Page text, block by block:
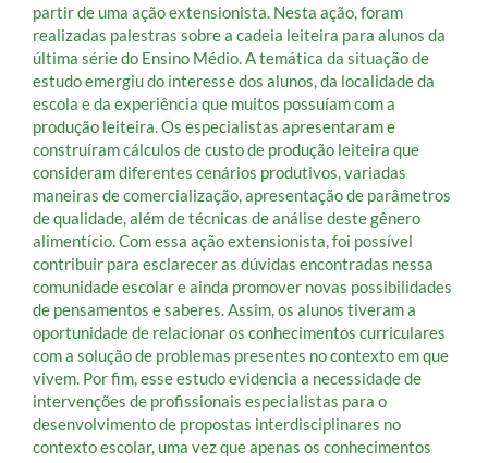
partir de uma ação extensionista. Nesta ação, foram
realizadas palestras sobre a cadeia leiteira para alunos da
última série do Ensino Médio. A temática da situação de
estudo emergiu do interesse dos alunos, da localidade da
escola e da experiência que muitos possuíam com a
produção leiteira. Os especialistas apresentaram e
construíram cálculos de custo de produção leiteira que
consideram diferentes cenários produtivos, variadas
maneiras de comercialização, apresentação de parâmetros
de qualidade, além de técnicas de análise deste gênero
alimentício. Com essa ação extensionista, foi possível
contribuir para esclarecer as dúvidas encontradas nessa
comunidade escolar e ainda promover novas possibilidades
de pensamentos e saberes. Assim, os alunos tiveram a
oportunidade de relacionar os conhecimentos curriculares
com a solução de problemas presentes no contexto em que
vivem. Por fim, esse estudo evidencia a necessidade de
intervenções de profissionais especialistas para o
desenvolvimento de propostas interdisciplinares no
contexto escolar, uma vez que apenas os conhecimentos